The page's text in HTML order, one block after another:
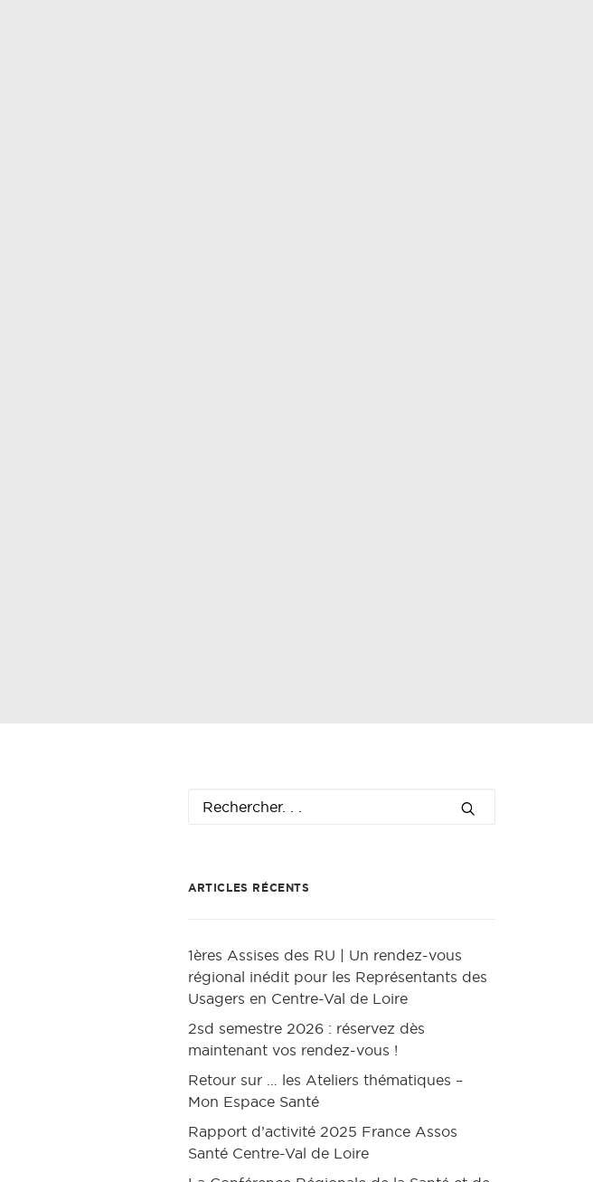
ARTICLES RÉCENTS
1ères Assises des RU | Un rendez-vous
régional inédit pour les Représentants des
Usagers en Centre-Val de Loire
2sd semestre 2026 : réservez dès
maintenant vos rendez-vous !
Retour sur … les Ateliers thématiques –
Mon Espace Santé
Rapport d’activité 2025 France Assos
Santé Centre-Val de Loire